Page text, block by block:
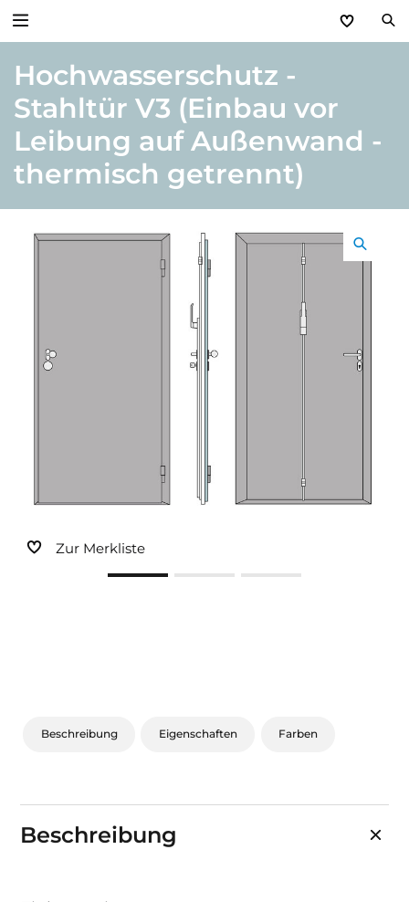
Zurück
Produkte
Basic Aktionen 2026
Türen & Zargen
Industrie, Gewerbe, Öffentliche Hand
Antriebe
Hochwasserschutz -
Stahltür V3 (Einbau vor
Leibung auf Außenwand -
thermisch getrennt)
Zur Merkliste
Beschreibung Eigenschaften Farben
Beschreibung